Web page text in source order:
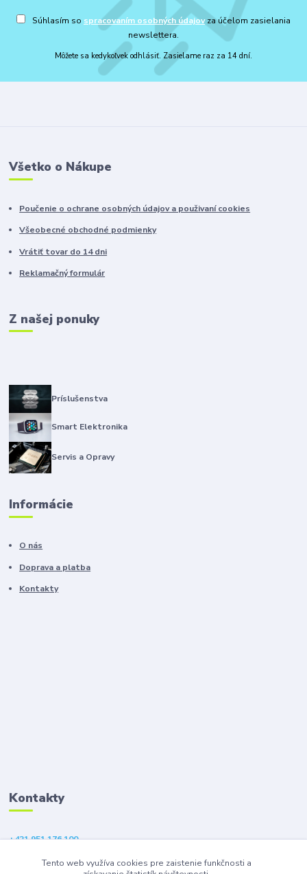
Súhlasím so spracovaním osobných údajovza účelom zasielania
newslettera.
Môžete sa kedykoľvek odhlásiť. Zasielame raz za 14 dní.
Všetko o Nákupe
Poučenie o ochrane osobných údajov a použivaní cookies
Všeobecné obchodné podmienky
Vrátiť tovar do 14 dni
Reklamačný formulár
Z našej ponuky
Príslušenstva
Smart Elektronika
Servis a Opravy
Informácie
O nás
Doprava a platba
Kontakty
Kontakty
+421 951 176 100
Tento web využíva cookies pre zaistenie funkčnosti a